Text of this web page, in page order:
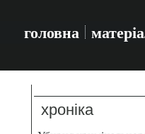
головна
хроніка